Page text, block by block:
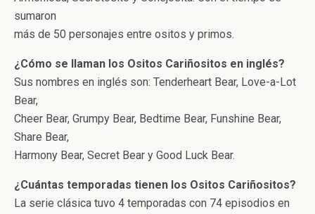
sumaron
más de 50 personajes entre ositos y primos.
¿Cómo se llaman los Ositos Cariñositos en inglés?
Sus nombres en inglés son: Tenderheart Bear, Love-a-Lot
Bear,
Cheer Bear, Grumpy Bear, Bedtime Bear, Funshine Bear,
Share Bear,
Harmony Bear, Secret Bear y Good Luck Bear.
¿Cuántas temporadas tienen los Ositos Cariñositos?
La serie clásica tuvo 4 temporadas con 74 episodios en